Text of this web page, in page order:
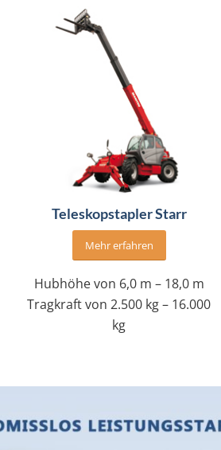
Teleskopstapler Starr
Mehr erfahren
Hubhöhe von 6,0 m – 18,0 m
Tragkraft von 2.500 kg – 16.000
kg